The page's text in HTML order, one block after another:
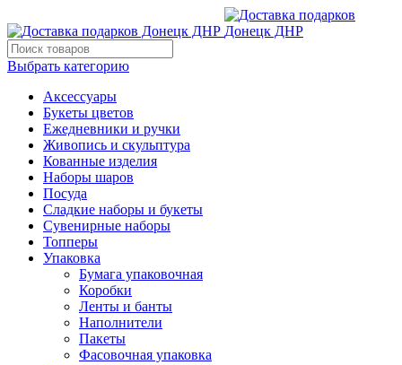
Выбрать категорию
Аксессуары
Букеты цветов
Ежедневники и ручки
Живопись и скульптура
Кованные изделия
Наборы шаров
Посуда
Сладкие наборы и букеты
Сувенирные наборы
Топперы
Упаковка
Бумага упаковочная
Коробки
Ленты и банты
Наполнители
Пакеты
Фасовочная упаковка